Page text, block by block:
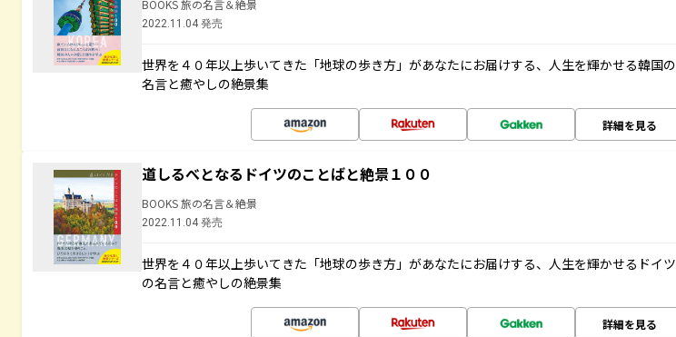
BOOKS 旅の名言＆絶景
2022.11.04 発売
世界を４０年以上歩いてきた「地球の歩き方」があなたにお届けする、人生を輝かせる韓国の
名言と癒やしの絶景集
詳細を見る
道しるべとなるドイツのことばと絶景１００
BOOKS 旅の名言＆絶景
2022.11.04 発売
世界を４０年以上歩いてきた「地球の歩き方」があなたにお届けする、人生を輝かせるドイツ
の名言と癒やしの絶景集
詳細を見る